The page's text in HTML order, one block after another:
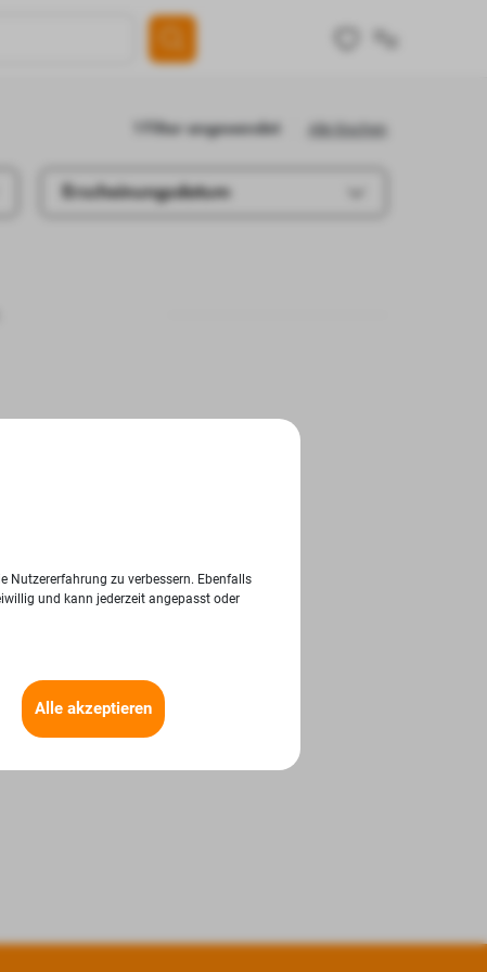
Alle löschen
1 Filter angewendet
Erscheinungsdatum
Nutzererfahrung zu verbessern. Ebenfalls
und kann jederzeit angepasst oder
Alle akzeptieren